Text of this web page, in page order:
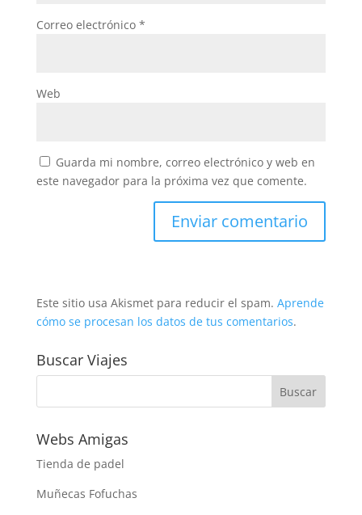
Correo electrónico *
Web
Guarda mi nombre, correo electrónico y web en
este navegador para la próxima vez que comente.
Este sitio usa Akismet para reducir el spam. Aprende
cómo se procesan los datos de tus comentarios.
Buscar Viajes
Webs Amigas
Tienda de padel
Muñecas Fofuchas